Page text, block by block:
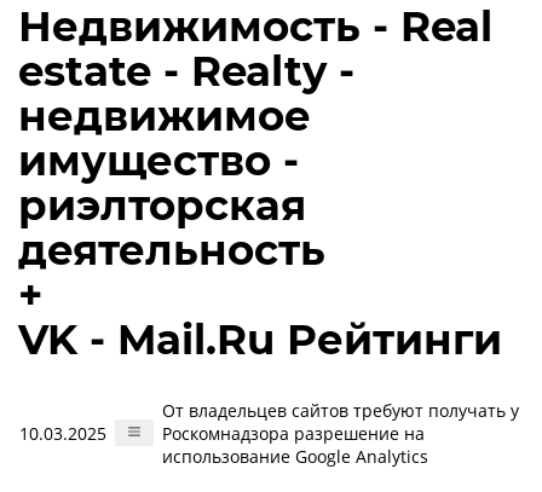
Недвижимость - Real
estate - Realty -
недвижимое
имущество -
риэлторская
деятельность
+
VK - Mail.Ru Рейтинги
10.03.2025
От владельцев сайтов требуют получать у
Роскомнадзора разрешение на
использование Google Analytics